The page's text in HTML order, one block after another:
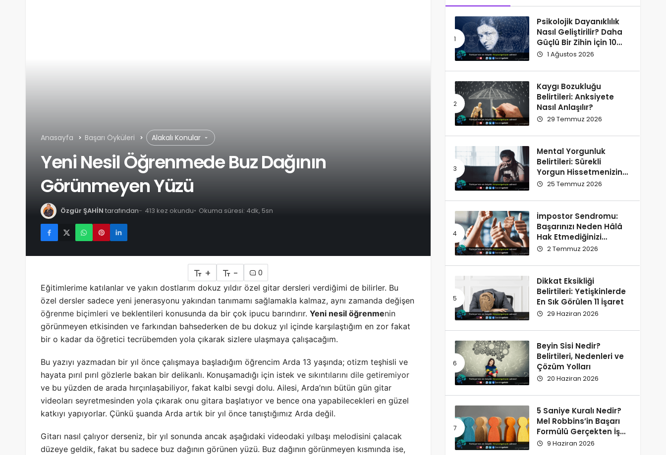
Anasayfa Başarı Öyküleri Alakalı Konular
Yeni Nesil Öğrenmede Buz Dağının
Görünmeyen Yüzü
Özgür ŞAHİN tarafından 413 kez okundu Okuma süresi: 4dk, 5sn
+ -
0
Eğitimlerime katılanlar ve yakın dostlarım dokuz yıldır özel gitar dersleri verdiğimi de bilirler. Bu
özel dersler sadece yeni jenerasyonu yakından tanımamı sağlamakla kalmaz, aynı zamanda değişen
öğrenme biçimleri ve beklentileri konusunda da bir çok ipucu barındırır. Yeni nesil öğrenmenin
görünmeyen etkisinden ve farkından bahsederken de bu dokuz yıl içinde karşılaştığım en zor fakat
bir o kadar da öğretici tecrübemden yola çıkarak sizlere ulaşmaya çalışacağım.
Bu yazıyı yazmadan bir yıl önce çalışmaya başladığım öğrencim Arda 13 yaşında; otizm teşhisli ve
hayata pırıl pırıl gözlerle bakan bir delikanlı. Konuşamadığı için istek ve sıkıntılarını dile getiremiyor
ve bu yüzden de arada hırçınlaşabiliyor, fakat kalbi sevgi dolu. Ailesi, Arda’nın bütün gün gitar
videoları seyretmesinden yola çıkarak onu gitara başlatıyor ve bence ona yapabilecekleri en güzel
katkıyı yapıyorlar. Çünkü şuanda Arda artık bir yıl önce tanıştığımız Arda değil.
Gitarı nasıl çalıyor derseniz, bir yıl sonunda ancak aşağıdaki videodaki yılbaşı melodisini çalacak
düzeye geldik, fakat bu sadece buz dağının görünen yüzü. Buz dağının görünmeyen kısmında ise,
Psikolojik Dayanıklılık
Nasıl Geliştirilir? Daha
Güçlü Bir Zihin İçin 10
Alışkanlık
1 Ağustos 2026
Kaygı Bozukluğu
Belirtileri: Anksiyete
Nasıl Anlaşılır?
29 Temmuz 2026
Mental Yorgunluk
Belirtileri: Sürekli
Yorgun Hissetmenizin
12 Olası Nedeni
25 Temmuz 2026
İmpostor Sendromu:
Başarınızı Neden Hâlâ
Hak Etmediğinizi
Düşünüyorsunuz?
2 Temmuz 2026
Dikkat Eksikliği
Belirtileri: Yetişkinlerde
En Sık Görülen 11 İşaret
29 Haziran 2026
Beyin Sisi Nedir?
Belirtileri, Nedenleri ve
Çözüm Yolları
20 Haziran 2026
5 Saniye Kuralı Nedir?
Mel Robbins’in Başarı
Formülü Gerçekten İşe
Yarıyor
9 Haziran 2026